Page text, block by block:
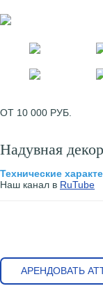
ОТ 10 000 РУБ.
Надувная
Технические
Наш канал в RuTube
АРЕНДОВАТЬ